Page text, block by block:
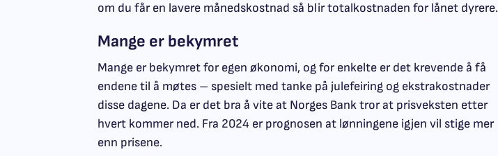
om du får en lavere månedskostnad så blir totalkostnaden for lånet dyrere.
Mange er bekymret
Mange er bekymret for egen økonomi, og for enkelte er det krevende å få
endene til å møtes – spesielt med tanke på julefeiring og ekstrakostnader
disse dagene. Da er det bra å vite at Norges Bank tror at prisveksten etter
hvert kommer ned. Fra 2024 er prognosen at lønningene igjen vil stige mer
enn prisene.